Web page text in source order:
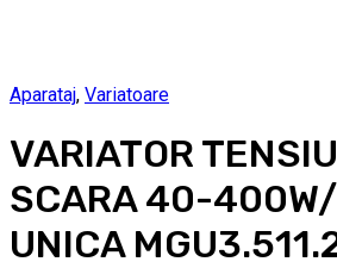
Aparataj, Variatoare
VARIATOR
SCARA 40-400W/
UNICA